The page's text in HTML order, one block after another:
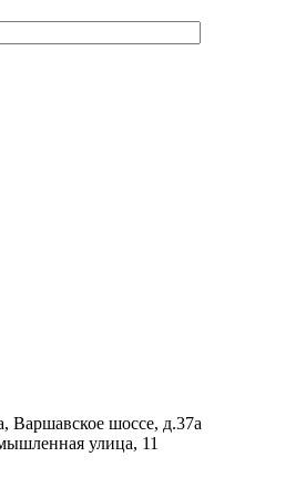
Варшавское шоссе, д.37а
улица, 11